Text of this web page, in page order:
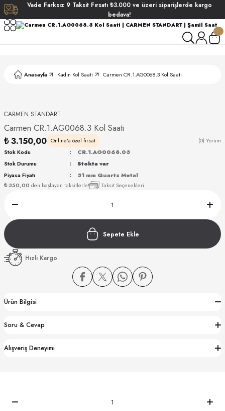
Vade Farksız 9 Taksit Fırsatı ₺3.000 ve üzeri siparişlerde kargo
bedava!
Anasayfa Kadın Kol Saati Carmen CR.1.AG0068.3 Kol Saati
CARMEN STANDART
Carmen CR.1.AG0068.3 Kol Saati
₺ 3.150,00 Online'a özel fırsat (0) Yorum
₺ 350,00 den başlayan taksitlerle! Taksit Seçenekleri
Stok Kodu
CR.1.AG0068.03
Stok Durumu
Stokta var
Piyasa Fiyatı
31 mm Quartz Metal
Sepete Ekle
Hızlı Kargo
Ürün Bilgisi
Soru & Cevap
Alışveriş Deneyimi